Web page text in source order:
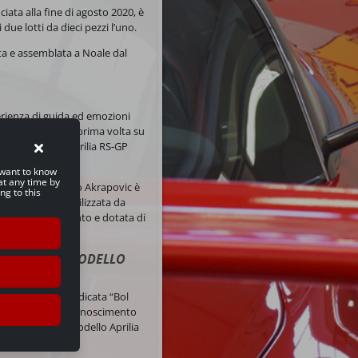
alla fine di agosto 2020, è
lotti da dieci pezzi l’uno.
e assemblata a Noale dal
di guida ed emozioni
per la prima volta su
le Aprilia RS-GP
di scarico Akrapovic è
stessa unità utilizzata da
di funzionamento e dotata di
DEL MODELLO
della grafica dedicata “Bol
importante riconoscimento
al nuovo modello Aprilia
to know
any time by
to this